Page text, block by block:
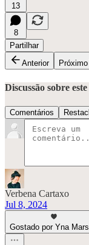
13
8
Partilhar
Anterior
Próximo
Discussão sobre
Comentários
Verbena Cartaxo
Jul 8, 2024
Gostado por Yna